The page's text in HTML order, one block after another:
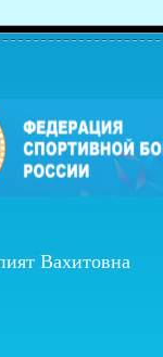
Вахитовна